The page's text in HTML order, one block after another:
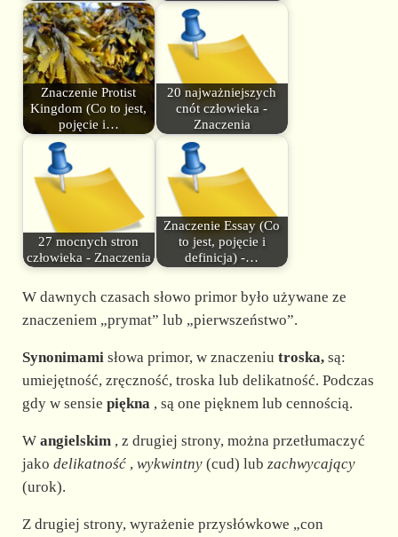
Znaczenie Protist
Kingdom (Co to jest,
pojęcie i…
20 najważniejszych
cnót człowieka -
Znaczenia
27 mocnych stron
człowieka - Znaczenia
Znaczenie Essay (Co
to jest, pojęcie i
definicja) -…
W dawnych czasach słowo primor było używane ze
znaczeniem „prymat” lub „pierwszeństwo”.
Synonimamisłowa primor, w znaczeniu troska,są:
umiejętność, zręczność, troska lub delikatność. Podczas
gdy w sensie piękna, są one pięknem lub cennością.
W angielskim, z drugiej strony, można przetłumaczyć
jako delikatność, wykwintny(cud) lub zachwycający
(urok).
Z drugiej strony, wyrażenie przysłówkowe „con